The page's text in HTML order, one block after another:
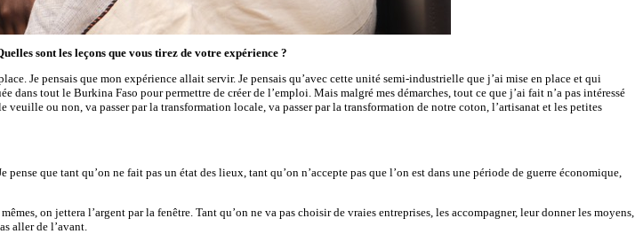
sont les leçons que vous tirez de votre expérience ?
Je pensais que mon expérience allait servir. Je pensais qu’avec cette unité semi-industrielle que j’ai mise en place et qui
tout le Burkina Faso pour permettre de créer de l’emploi. Mais malgré mes démarches, tout ce que j’ai fait n’a pas intéressé
veuille ou non, va passer par la transformation locale, va passer par la transformation de notre coton, l’artisanat et les petites
que tant qu’on ne fait pas un état des lieux, tant qu’on n’accepte pas que l’on est dans une période de guerre économique,
on jettera l’argent par la fenêtre. Tant qu’on ne va pas choisir de vraies entreprises, les accompagner, leur donner les moyens,
aller de l’avant.